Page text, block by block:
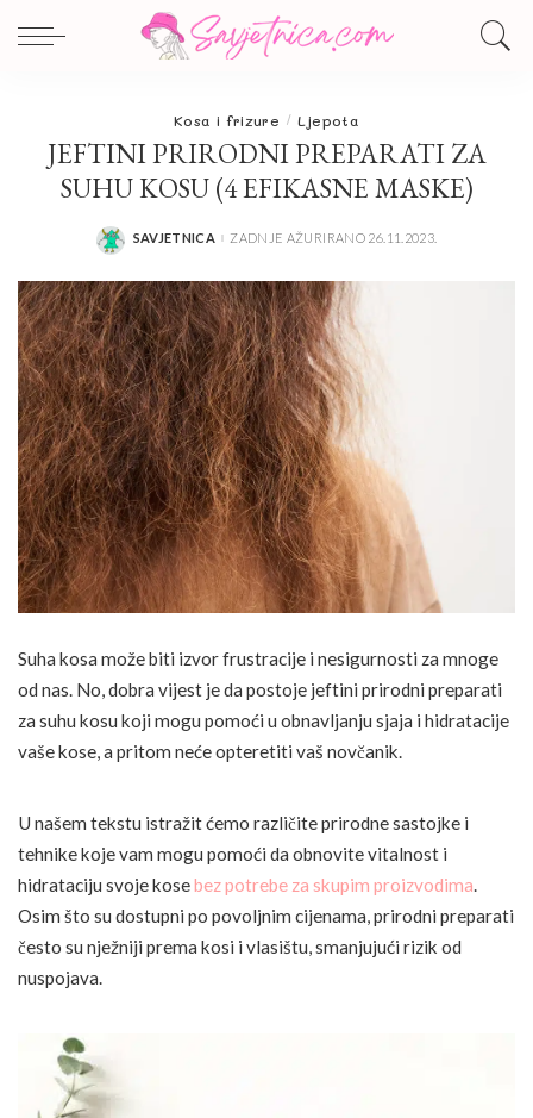
Kosa i frizure Ljepota
JEFTINI PRIRODNI PREPARATI ZA
SUHU KOSU (4 EFIKASNE MASKE)
POSTED
SAVJETNICA ZADNJE AŽURIRANO 26.11.2023.
Suha kosa može biti izvor frustracije i nesigurnosti za mnoge
od nas. No, dobra vijest je da postoje jeftini prirodni preparati
za suhu kosu koji mogu pomoći u obnavljanju sjaja i hidratacije
vaše kose, a pritom neće opteretiti vaš novčanik.
U našem tekstu istražit ćemo različite prirodne sastojke i
tehnike koje vam mogu pomoći da obnovite vitalnost i
hidrataciju svoje kosebez potrebe za skupim proizvodima.
Osim što su dostupni po povoljnim cijenama, prirodni preparati
često su nježniji prema kosi i vlasištu, smanjujući rizik od
nuspojava.